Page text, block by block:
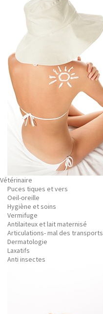
Vétérinaire
Puces tiques et vers
Oeil-oreille
Hygiène et soins
Vermifuge
Antilaiteux et lait maternisé
Articulations- mal des transports
Dermatologie
Laxatifs
Anti insectes